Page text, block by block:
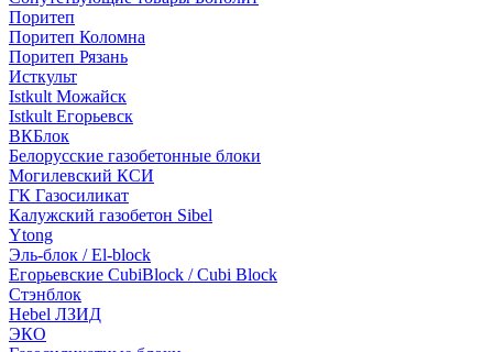
Поритеп
Поритеп Коломна
Поритеп Рязань
Исткульт
Istkult Можайск
Istkult Егорьевск
ВКБлок
Белорусские газобетонные блоки
Могилевский КСИ
ГК Газосиликат
Калужский газобетон Sibel
Ytong
Эль-блок / El-block
Егорьевские CubiBlock / Cubi Block
Стэнблок
Hebel ЛЗИД
ЭКО